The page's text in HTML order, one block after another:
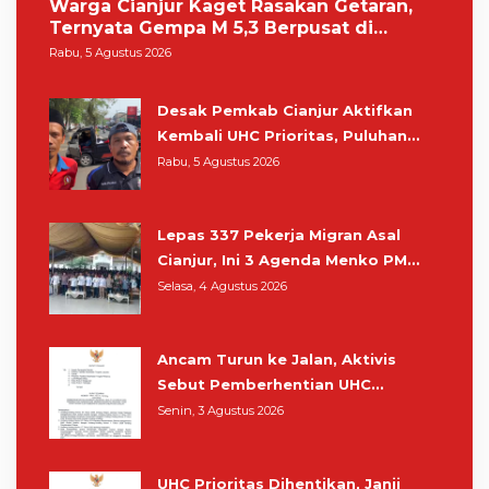
Warga Cianjur Kaget Rasakan Getaran,
Ternyata Gempa M 5,3 Berpusat di
Pangandaran
Rabu, 5 Agustus 2026
Desak Pemkab Cianjur Aktifkan
Kembali UHC Prioritas, Puluhan
Warga Unjuk Rasa di Pendopo
Rabu, 5 Agustus 2026
Lepas 337 Pekerja Migran Asal
Cianjur, Ini 3 Agenda Menko PM
Muhaimin di Kota Santri
Selasa, 4 Agustus 2026
Ancam Turun ke Jalan, Aktivis
Sebut Pemberhentian UHC
Prioritas Rampas Hak Hidup
Senin, 3 Agustus 2026
UHC Prioritas Dihentikan, Janji